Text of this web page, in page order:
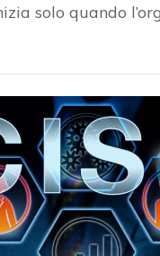
solo quando